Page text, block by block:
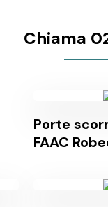
Chiama
Porte
FAAC